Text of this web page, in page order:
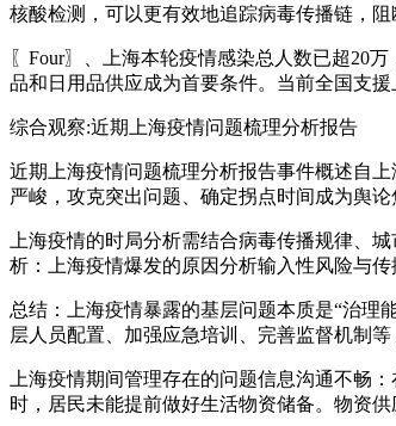
核酸检测，可以更有效地追踪病毒传播链，阻
〖Four〗、上海本轮疫情感染总人数已超20
品和日用品供应成为首要条件。当前全国支
综合观察:近期上海疫情问题梳理分析报告
近期上海疫情问题梳理分析报告事件概述自
严峻，攻克突出问题、确定拐点时间成为舆论
上海疫情的时局分析需结合病毒传播规律、
析：上海疫情爆发的原因分析输入性风险与
总结：上海疫情暴露的基层问题本质是“治理
层人员配置、加强应急培训、完善监督机制
上海疫情期间管理存在的问题信息沟通不畅
时，居民未能提前做好生活物资储备。物资